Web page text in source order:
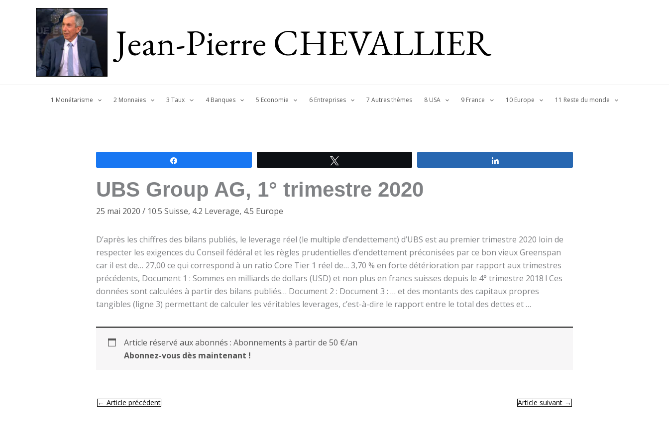
Jean-Pierre CHEVALLIER
1 Monétarisme 2 Monnaies 3 Taux 4 Banques 5 Economie 6 Entreprises 7 Autres thèmes 8 USA 9 France 10 Europe 11 Reste du monde
UBS Group AG, 1° trimestre 2020
25 mai 2020 / 10.5 Suisse, 4.2 Leverage, 4.5 Europe
D’après les chiffres des bilans publiés, le leverage réel (le multiple d’endettement) d’UBS est au premier trimestre 2020 loin de
respecter les exigences du Conseil fédéral et les règles prudentielles d’endettement préconisées par ce bon vieux Greenspan
car il est de… 27,00 ce qui correspond à un ratio Core Tier 1 réel de… 3,70 % en forte détérioration par rapport aux trimestres
précédents, Document 1 : Sommes en milliards de dollars (USD) et non plus en francs suisses depuis le 4° trimestre 2018 ! Ces
données sont calculées à partir des bilans publiés… Document 2 : Document 3 : … et des montants des capitaux propres
tangibles (ligne 3) permettant de calculer les véritables leverages, c’est-à-dire le rapport entre le total des dettes et …
Article réservé aux abonnés : Abonnements à partir de 50 €/an
Abonnez-vous dès maintenant !
← Article précédent Article suivant →